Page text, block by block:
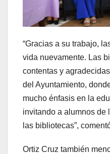
“Gracias a su trabajo,
vida nuevamente. Las
contentas y
del Ayuntamiento,
mucho énfasis en la
invitando a alumnos de
las bibliotecas”,
Ortiz Cruz también